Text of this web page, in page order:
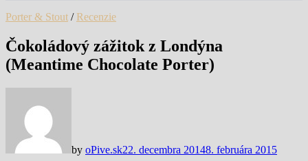
Porter & Stout / Recenzie
Čokoládový zážitok z Londýna
(Meantime Chocolate Porter)
by oPive.sk22. decembra 20148. februára 2015